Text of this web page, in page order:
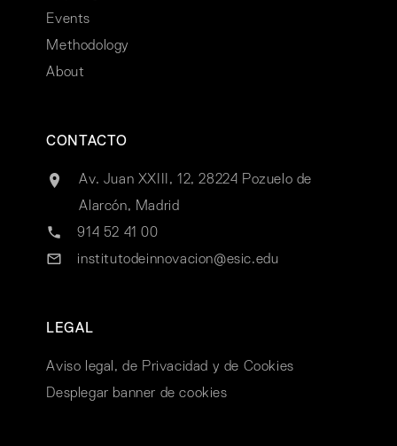
Events
Methodology
About
CONTACTO
Av. Juan XXIII, 12, 28224 Pozuelo de
Alarcón, Madrid
914 52 41 00
institutodeinnovacion@esic.edu
LEGAL
Aviso legal, de Privacidad y de Cookies
Desplegar banner de cookies